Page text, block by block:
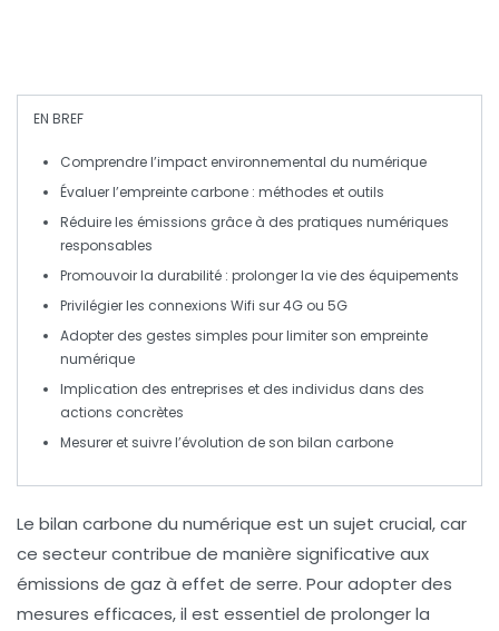
EN BREF
Comprendrel’impact environnemental du numérique
Évaluerl’empreinte carbone : méthodes et outils
Réduireles émissions grâce à des pratiques numériques
responsables
Promouvoirla durabilité : prolonger la vie des équipements
Privilégierles connexions Wifi sur4G ou 5G
Adopter des gestes simples pour limiter son empreinte
numérique
Implication des entreprises et des individus dans des
actions concrètes
Mesurer et suivre l’évolution de son bilan carbone
Le bilan carbone du numérique est un sujet crucial, car
ce secteur contribue de manière significative aux
émissions de gaz à effet de serre. Pour adopter des
mesures efficaces, il est essentiel de prolonger la